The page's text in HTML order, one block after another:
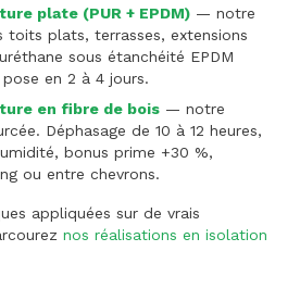
plate (PUR + EPDM) — notre
toits plats, terrasses, extensions
sous étanchéité EPDM
en 2 à 4 jours.
en fibre de bois — notre
Déphasage de 10 à 12 heures,
bonus prime +30 %,
ou entre chevrons.
appliquées sur de vrais
nos réalisations en isolation